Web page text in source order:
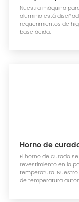
Nuestra máquina
aluminio está
requerimientos de
base ácida.
Horno de
El horno de curado
revestimiento en la
temperatura.
de temperatura